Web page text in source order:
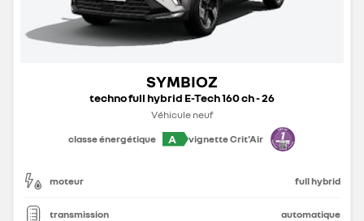
SYMBIOZ
techno full hybrid E-Tech 160 ch - 26
Véhicule neuf
classe énergétique
A vignette Crit'Air
moteur full hybrid
transmission automatique